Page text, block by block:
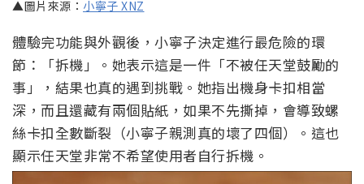
▲圖片來源： 小寧子 XNZ
體驗完功能與外觀後，小寧子決定進行最危險的環
節：「拆機」。她表示這是一件「不被任天堂鼓勵的
事」，結果也真的遇到挑戰。她指出機身卡扣相當
深，而且還藏有兩個貼紙，如果不先撕掉，會導致螺
絲卡扣全數斷裂（小寧子親測真的壞了四個）。這也
顯示任天堂非常不希望使用者自行拆機。